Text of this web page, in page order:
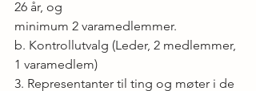
26 år, og
minimum 2 varamedlemmer.
b. Kontrollutvalg (Leder, 2 medlemmer,
1 varamedlem)
3. Representanter til ting og møter i de